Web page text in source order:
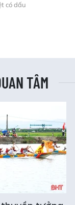
có dấu
TÂM